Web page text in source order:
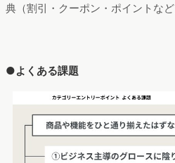
典（割引・クーポン・ポイントなど
●よくある課題